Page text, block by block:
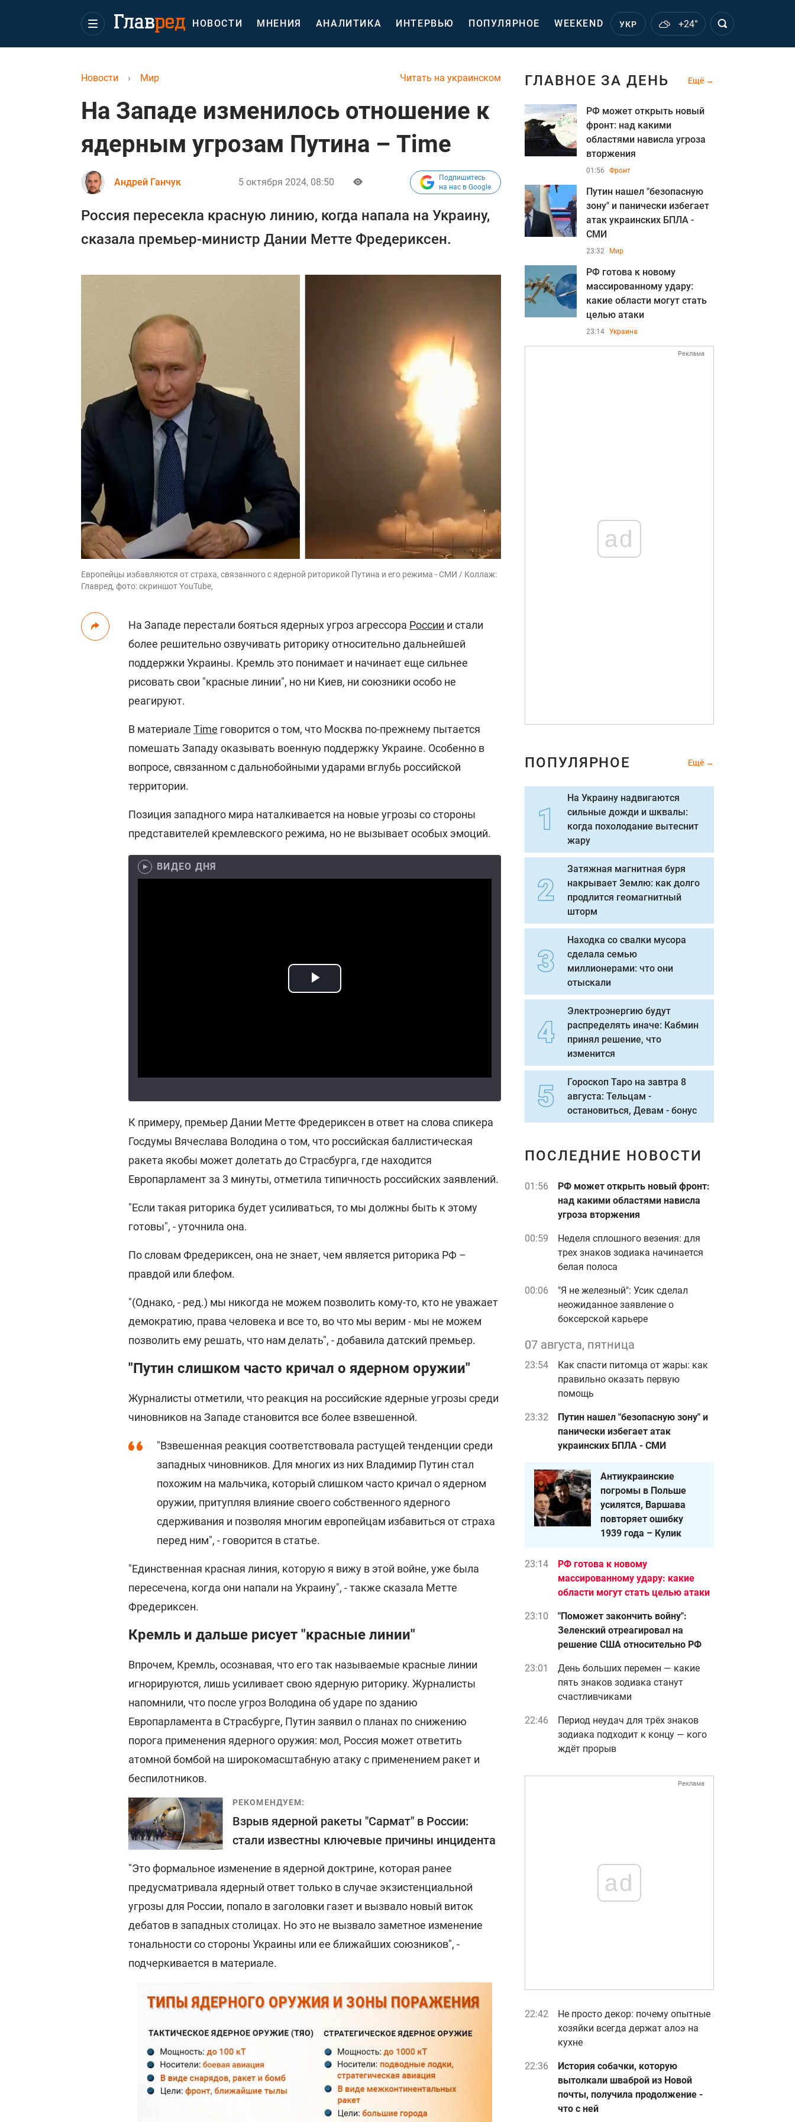
НОВОСТИ МНЕНИЯ АНАЛИТИКА ИНТЕРВЬЮ ПОПУЛЯРНОЕ WEEKEND УКР +24°
Читать на украинском
Новости › Мир
На Западе изменилось отношение к
ядерным угрозам Путина – Time
Андрей Ганчук 5 октября 2024, 08:50
Подпишитесь
на нас в Google
Россия пересекла красную линию, когда напала на Украину,
сказала премьер-министр Дании Метте Фредериксен.
Европейцы избавляются от страха, связанного с ядерной риторикой Путина и его режима - СМИ / Коллаж:
Главред, фото: скриншот YouTube,
На Западе перестали бояться ядерных угроз агрессора России и стали
более решительно озвучивать риторику относительно дальнейшей
поддержки Украины. Кремль это понимает и начинает еще сильнее
рисовать свои "красные линии", но ни Киев, ни союзники особо не
реагируют.
В материале Time говорится о том, что Москва по-прежнему пытается
помешать Западу оказывать военную поддержку Украине. Особенно в
вопросе, связанном с дальнобойными ударами вглубь российской
территории.
Позиция западного мира наталкивается на новые угрозы со стороны
представителей кремлевского режима, но не вызывает особых эмоций.
ВИДЕО ДНЯ
К примеру, премьер Дании Метте Фредериксен в ответ на слова спикера
Госдумы Вячеслава Володина о том, что российская баллистическая
ракета якобы может долетать до Страсбурга, где находится
Европарламент за 3 минуты, отметила типичность российских заявлений.
"Если такая риторика будет усиливаться, то мы должны быть к этому
готовы", - уточнила она.
По словам Фредериксен, она не знает, чем является риторика РФ –
правдой или блефом.
"(Однако, - ред.) мы никогда не можем позволить кому-то, кто не уважает
демократию, права человека и все то, во что мы верим - мы не можем
позволить ему решать, что нам делать", - добавила датский премьер.
"Путин слишком часто кричал о ядерном оружии"
Журналисты отметили, что реакция на российские ядерные угрозы среди
чиновников на Западе становится все более взвешенной.
"Взвешенная реакция соответствовала растущей тенденции среди
западных чиновников. Для многих из них Владимир Путин стал
похожим на мальчика, который слишком часто кричал о ядерном
оружии, притупляя влияние своего собственного ядерного
сдерживания и позволяя многим европейцам избавиться от страха
перед ним", - говорится в статье.
"Единственная красная линия, которую я вижу в этой войне, уже была
пересечена, когда они напали на Украину", - также сказала Метте
Фредериксен.
Кремль и дальше рисует "красные линии"
Впрочем, Кремль, осознавая, что его так называемые красные линии
игнорируются, лишь усиливает свою ядерную риторику. Журналисты
напомнили, что после угроз Володина об ударе по зданию
Европарламента в Страсбурге, Путин заявил о планах по снижению
порога применения ядерного оружия: мол, Россия может ответить
атомной бомбой на широкомасштабную атаку с применением ракет и
беспилотников.
РЕКОМЕНДУЕМ:
Взрыв ядерной ракеты "Сармат" в России:
стали известны ключевые причины инцидента
"Это формальное изменение в ядерной доктрине, которая ранее
предусматривала ядерный ответ только в случае экзистенциальной
угрозы для России, попало в заголовки газет и вызвало новый виток
дебатов в западных столицах. Но это не вызвало заметное изменение
тональности со стороны Украины или ее ближайших союзников", -
подчеркивается в материале.
ГЛАВНОЕ ЗА ДЕНЬ Ещё
РФ может открыть новый
фронт: над какими
областями нависла угроза
вторжения
01:56 Фронт
Путин нашел "безопасную
зону" и панически избегает
атак украинских БПЛА -
СМИ
23:32 Мир
РФ готова к новому
массированному удару:
какие области могут стать
целью атаки
23:14 Украина
Реклама
ad
ПОПУЛЯРНОЕ Ещё
На Украину надвигаются
сильные дожди и шквалы:
когда похолодание вытеснит
жару
Затяжная магнитная буря
накрывает Землю: как долго
продлится геомагнитный
шторм
Находка со свалки мусора
сделала семью
миллионерами: что они
отыскали
Электроэнергию будут
распределять иначе: Кабмин
принял решение, что
изменится
Гороскоп Таро на завтра 8
августа: Тельцам -
остановиться, Девам - бонус
ПОСЛЕДНИЕ НОВОСТИ
01:56
РФ может открыть новый фронт:
над какими областями нависла
угроза вторжения
00:59
Неделя сплошного везения: для
трех знаков зодиака начинается
белая полоса
00:06
"Я не железный": Усик сделал
неожиданное заявление о
боксерской карьере
07 августа, пятница
23:54
Как спасти питомца от жары: как
правильно оказать первую
помощь
23:32
Путин нашел "безопасную зону" и
панически избегает атак
украинских БПЛА - СМИ
Антиукраинские
погромы в Польше
усилятся, Варшава
повторяет ошибку
1939 года – Кулик
23:14
РФ готова к новому
массированному удару: какие
области могут стать целью атаки
23:10
"Поможет закончить войну":
Зеленский отреагировал на
решение США относительно РФ
23:01
День больших перемен — какие
пять знаков зодиака станут
счастливчиками
22:46
Период неудач для трёх знаков
зодиака подходит к концу — кого
ждёт прорыв
Реклама
ad
22:42
Не просто декор: почему опытные
хозяйки всегда держат алоэ на
кухне
22:36
История собачки, которую
вытолкали шваброй из Новой
почты, получила продолжение -
что с ней